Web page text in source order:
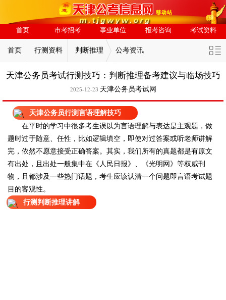
首页 市考招考 事业单位 报考咨询 考试资料
首页 行测资料 判断推理 公考资讯
天津公务员考试行测技巧：判断推理备考建议与临场技巧
2025-12-23 天津公务员考试网
天津公务员行测言语理解技巧
在平时的学习中很多考生误以为言语理解与表达是主观题，做
题时过于随意、任性，比如逻辑填空，即使对过答案或听老师讲解
完，依然不愿意接受正确答案。其实，我们所有的真题都是有原文
有出处，且出处一般集中在《人民日报》、《光明网》等权威刊
物，且都涉及一些热门话题，考生应该认清一个问题即言语考试题
目的客观性。
行测判断推理讲解